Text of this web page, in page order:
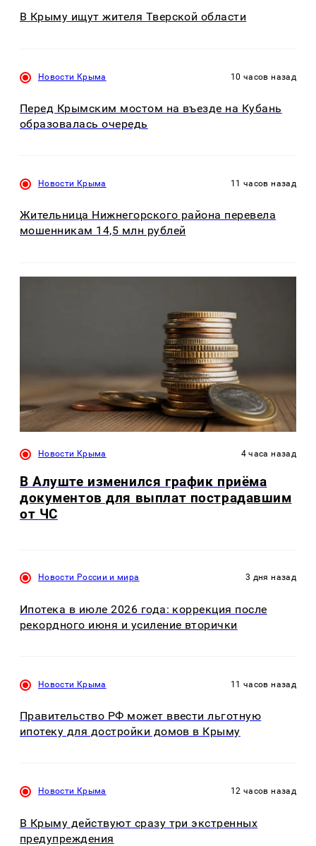
В Крыму ищут жителя Тверской области
Новости Крыма 10 часов назад
Перед Крымским мостом на въезде на Кубань
образовалась очередь
Новости Крыма 11 часов назад
Жительница Нижнегорского района перевела
мошенникам 14,5 млн рублей
Новости Крыма 4 часа назад
В Алуште изменился график приёма
документов для выплат пострадавшим
от ЧС
Новости России и мира 3 дня назад
Ипотека в июле 2026 года: коррекция после
рекордного июня и усиление вторички
Новости Крыма 11 часов назад
Правительство РФ может ввести льготную
ипотеку для достройки домов в Крыму
Новости Крыма 12 часов назад
В Крыму действуют сразу три экстренных
предупреждения